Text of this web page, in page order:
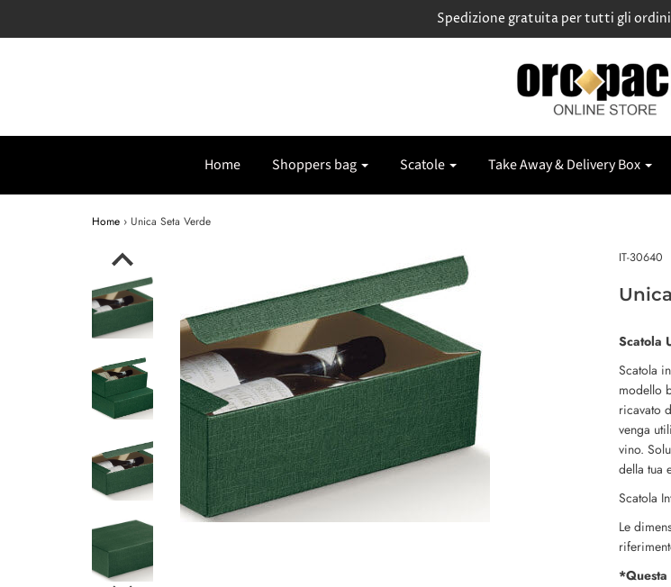
Spedizione gratuita per tutti gli
Home Shoppers bag Scatole Take Away & Delivery Box
Home › Unica Seta Verde
IT-30640
Scatola
Scatola
modello
ricavato
venga
vino.
della tua
Scatola
Le